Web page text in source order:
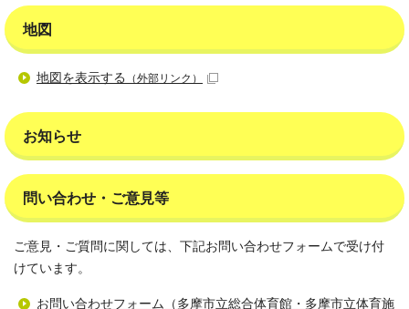
地図
地図を表示する （外部リンク）
お知らせ
問い合わせ・ご意見等
ご意見・ご質問に関しては、下記お問い合わせフォームで受け付
けています。
お問い合わせフォーム（多摩市立総合体育館・多摩市立体育施